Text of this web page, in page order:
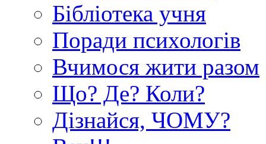
Бібліотека учня
Поради психологів
Вчимося жити разом
Що? Де? Коли?
Дізнайся, ЧОМУ?